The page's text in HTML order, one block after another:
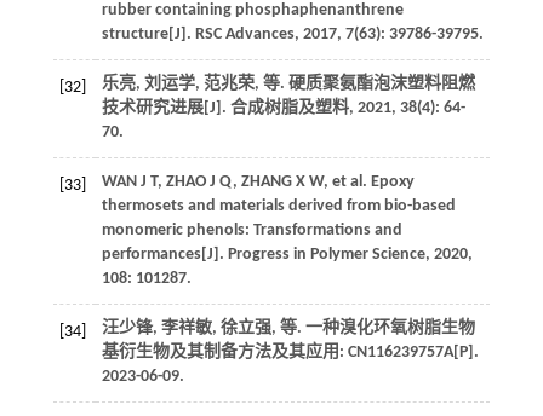
rubber containing phosphaphenanthrene
structure[J]. RSC Advances, 2017, 7(63): 39786-39795.
[32] 乐亮, 刘运学, 范兆荣, 等. 硬质聚氨酯泡沫塑料阻燃
技术研究进展[J]. 合成树脂及塑料, 2021, 38(4): 64-
70.
[33] WAN J T, ZHAO J Q, ZHANG X W, et al. Epoxy
thermosets and materials derived from bio-based
monomeric phenols: Transformations and
performances[J]. Progress in Polymer Science, 2020,
108: 101287.
[34] 汪少锋, 李祥敏, 徐立强, 等. 一种溴化环氧树脂生物
基衍生物及其制备方法及其应用: CN116239757A[P].
2023-06-09.